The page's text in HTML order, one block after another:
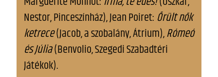
Nestor, Pinceszínház), Jean Poiret: Őrült nők
ketrece(Jacob, a szobalány, Átrium),Rómeó
és Júlia(Benvolio, Szegedi Szabadtéri
Játékok).